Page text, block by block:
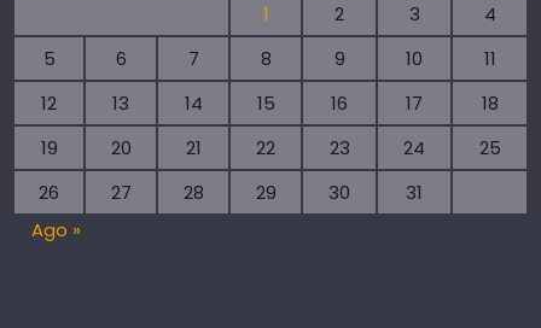
1
2 3
4
5
6 7 8 9 10
11
12
13 14 15 16 17
18
19
20 21 22 23 24
25
26
27 28 29 30
31
Ago »